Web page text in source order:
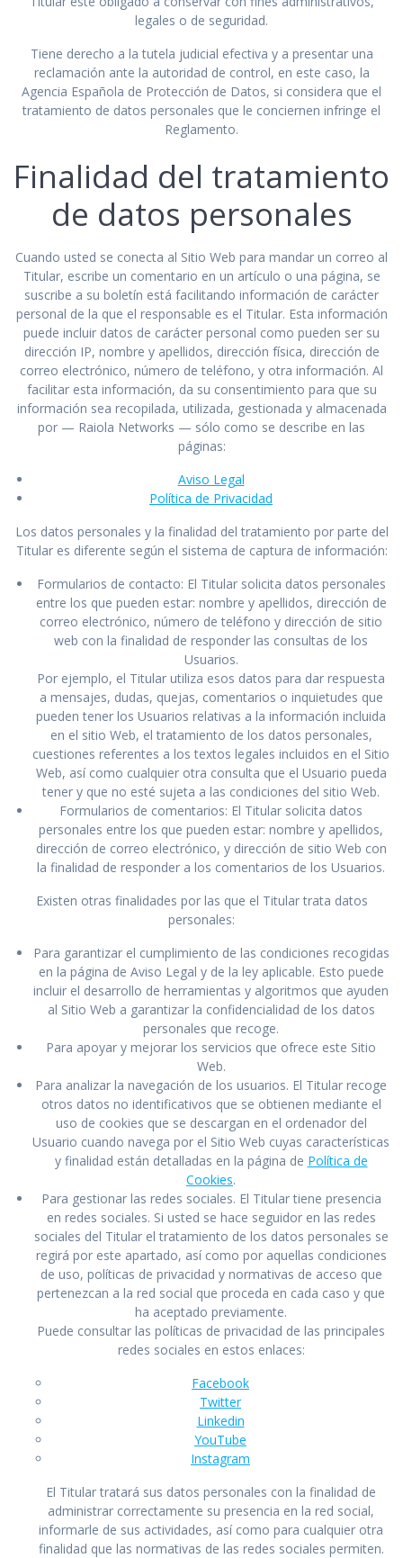
legales o de seguridad.
Tiene derecho a la tutela judicial efectiva y a presentar una
reclamación ante la autoridad de control, en este caso, la
Agencia Española de Protección de Datos, si considera que el
tratamiento de datos personales que le conciernen infringe el
Reglamento.
Finalidad del tratamiento
de datos personales
Cuando usted se conecta al Sitio Web para mandar un correo al
Titular, escribe un comentario en un artículo o una página, se
suscribe a su boletín está facilitando información de carácter
personal de la que el responsable es el Titular. Esta información
puede incluir datos de carácter personal como pueden ser su
dirección IP, nombre y apellidos, dirección física, dirección de
correo electrónico, número de teléfono, y otra información. Al
facilitar esta información, da su consentimiento para que su
información sea recopilada, utilizada, gestionada y almacenada
por — Raiola Networks — sólo como se describe en las
páginas:
Aviso Legal
Política de Privacidad
Los datos personales y la finalidad del tratamiento por parte del
Titular es diferente según el sistema de captura de información:
Formularios de contacto: El Titular solicita datos personales
entre los que pueden estar: nombre y apellidos, dirección de
correo electrónico, número de teléfono y dirección de sitio
web con la finalidad de responder las consultas de los
Usuarios.
Por ejemplo, el Titular utiliza esos datos para dar respuesta
a mensajes, dudas, quejas, comentarios o inquietudes que
pueden tener los Usuarios relativas a la información incluida
en el sitio Web, el tratamiento de los datos personales,
cuestiones referentes a los textos legales incluidos en el Sitio
Web, así como cualquier otra consulta que el Usuario pueda
tener y que no esté sujeta a las condiciones del sitio Web.
Formularios de comentarios: El Titular solicita datos
personales entre los que pueden estar: nombre y apellidos,
dirección de correo electrónico, y dirección de sitio Web con
la finalidad de responder a los comentarios de los Usuarios.
Existen otras finalidades por las que el Titular trata datos
personales:
Para garantizar el cumplimiento de las condiciones recogidas
en la página de Aviso Legal y de la ley aplicable. Esto puede
incluir el desarrollo de herramientas y algoritmos que ayuden
al Sitio Web a garantizar la confidencialidad de los datos
personales que recoge.
Para apoyar y mejorar los servicios que ofrece este Sitio
Web.
Para analizar la navegación de los usuarios. El Titular recoge
otros datos no identificativos que se obtienen mediante el
uso de cookies que se descargan en el ordenador del
Usuario cuando navega por el Sitio Web cuyas características
y finalidad están detalladas en la página de Política de
Cookies.
Para gestionar las redes sociales. El Titular tiene presencia
en redes sociales. Si usted se hace seguidor en las redes
sociales del Titular el tratamiento de los datos personales se
regirá por este apartado, así como por aquellas condiciones
de uso, políticas de privacidad y normativas de acceso que
pertenezcan a la red social que proceda en cada caso y que
ha aceptado previamente.
Puede consultar las políticas de privacidad de las principales
redes sociales en estos enlaces:
Facebook
Twitter
Linkedin
YouTube
Instagram
El Titular tratará sus datos personales con la finalidad de
administrar correctamente su presencia en la red social,
informarle de sus actividades, así como para cualquier otra
finalidad que las normativas de las redes sociales permiten.